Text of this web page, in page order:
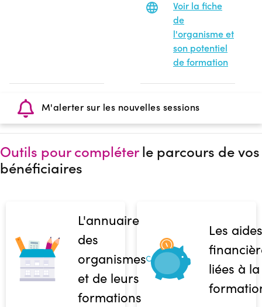
Voir la fiche
de
l'organisme et
son potentiel
de formation
M'alerter sur les nouvelles sessions
Outils pour compléterle parcours de vos
bénéficiaires
L'annuaire
des
organismes
et de leurs
formations
Les aides
liées à la